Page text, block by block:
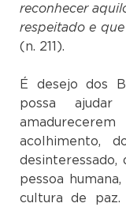
reconhecer
respeitado e
(n. 211).
É desejo dos
possa
acolhimento,
desinteressado,
pessoa
cultura de paz.